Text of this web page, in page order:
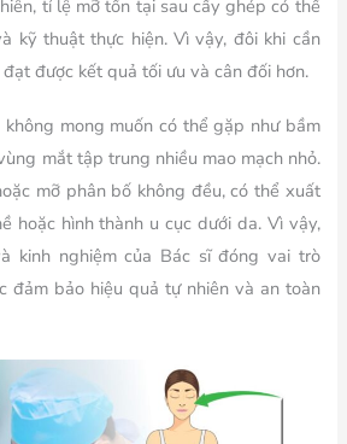
tỉ lệ mỡ tồn tại sau cấy ghép có thể
kỹ thuật thực hiện. Vì vậy, đôi khi cần
được kết quả tối ưu và cân đối hơn.
mong muốn có thể gặp như bầm
mắt tập trung nhiều mao mạch nhỏ.
mỡ phân bố không đều, có thể xuất
hoặc hình thành u cục dưới da. Vì vậy,
kinh nghiệm của Bác sĩ đóng vai trò
đảm bảo hiệu quả tự nhiên và an toàn